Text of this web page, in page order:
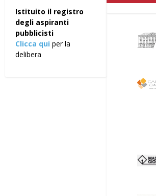
Istituito il registro
degli aspiranti
pubblicisti
Clicca qui per la
delibera